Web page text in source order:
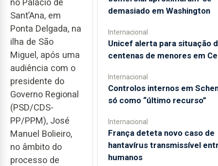
no Palácio de
Sant’Ana, em
Ponta Delgada, na
ilha de São
Miguel, após uma
audiência com o
presidente do
Governo Regional
(PSD/CDS-
PP/PPM), José
Manuel Bolieiro,
no âmbito do
processo de
demasiado em Washington
Internacional
Unicef alerta para situação
centenas de menores em
Internacional
Controlos internos em
só como “último recurso”
Internacional
França deteta novo caso de
hantavírus transmissível
humanos